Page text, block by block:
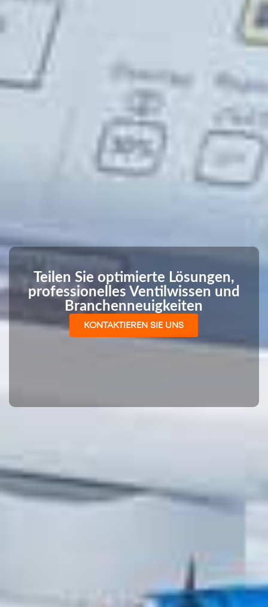
Teilen Sie optimierte Lösungen,
professionelles Ventilwissen und
Branchenneuigkeiten
KONTAKTIEREN SIE UNS